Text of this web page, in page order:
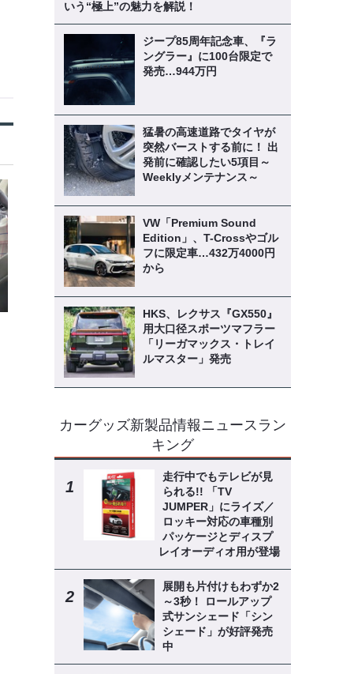
いう“極上”の魅力を解説！
ジープ85周年記念車、『ラ
ングラー』に100台限定で
発売…944万円
猛暑の高速道路でタイヤが
突然バーストする前に！ 出
発前に確認したい5項目～
Weeklyメンテナンス～
VW「Premium Sound
Edition」、T-Crossやゴル
フに限定車…432万4000円
から
HKS、レクサス『GX550』
用大口径スポーツマフラー
「リーガマックス・トレイ
ルマスター」発売
カーグッズ新製品情報ニュースラン
キング
走行中でもテレビが見
られる!! 「TV
JUMPER」にライズ／
ロッキー対応の車種別
パッケージとディスプ
レイオーディオ用が登場
展開も片付けもわずか2
～3秒！ ロールアップ
式サンシェード「シン
シェード」が好評発売
中